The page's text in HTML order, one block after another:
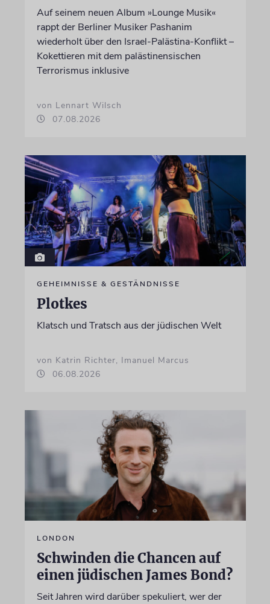
Auf seinem neuen Album »Lounge Musik«
rappt der Berliner Musiker Pashanim
wiederholt über den Israel-Palästina-Konflikt –
Kokettieren mit dem palästinensischen
Terrorismus inklusive
von Lennart Wilsch
07.08.2026
GEHEIMNISSE & GESTÄNDNISSE
Plotkes
Klatsch und Tratsch aus der jüdischen Welt
von Katrin Richter, Imanuel Marcus
06.08.2026
LONDON
Schwinden die Chancen auf
einen jüdischen James Bond?
Seit Jahren wird darüber spekuliert, wer der